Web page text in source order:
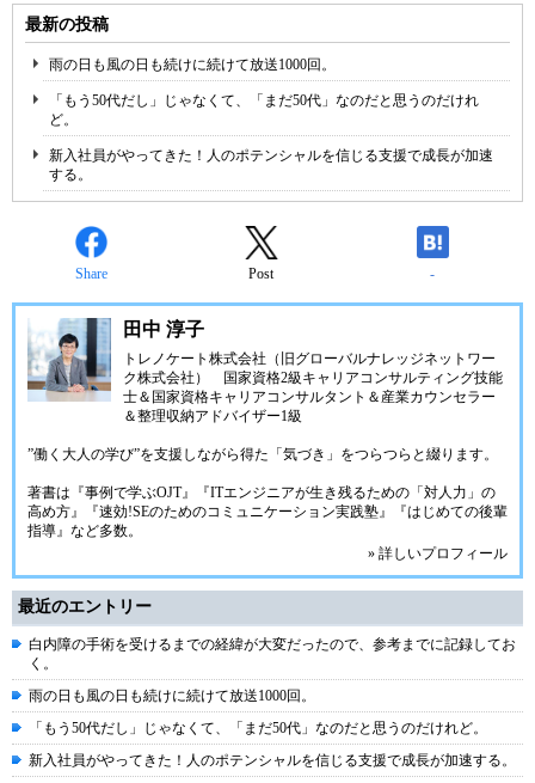
最新の投稿
雨の日も風の日も続けに続けて放送1000回。
「もう50代だし」じゃなくて、「まだ50代」なのだと思うのだけれ
ど。
新入社員がやってきた！人のポテンシャルを信じる支援で成長が加速
する。
Share Post -
田中 淳子
トレノケート株式会社（旧グローバルナレッジネットワー
ク株式会社）
国家資格2級キャリアコンサルティング技能
士＆国家資格キャリアコンサルタント＆産業カウンセラー
＆整理収納アドバイザー1級
”働く大人の学び”を支援しながら得た「気づき」をつらつらと綴ります。
著書は『事例で学ぶOJT』『ITエンジニアが生き残るための「対人力」の
高め方』『速効!SEのためのコミュニケーション実践塾』『はじめての後輩
指導』など多数。
» 詳しいプロフィール
最近のエントリー
白内障の手術を受けるまでの経緯が大変だったので、参考までに記録してお
く。
雨の日も風の日も続けに続けて放送1000回。
「もう50代だし」じゃなくて、「まだ50代」なのだと思うのだけれど。
新入社員がやってきた！人のポテンシャルを信じる支援で成長が加速する。